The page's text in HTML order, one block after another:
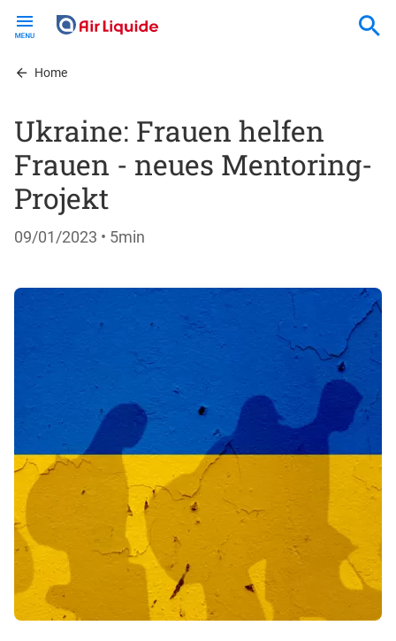
contentHome
Ukraine: Frauen helfen
Frauen - neues Mentoring-
Projekt
09/01/2023 • 5min